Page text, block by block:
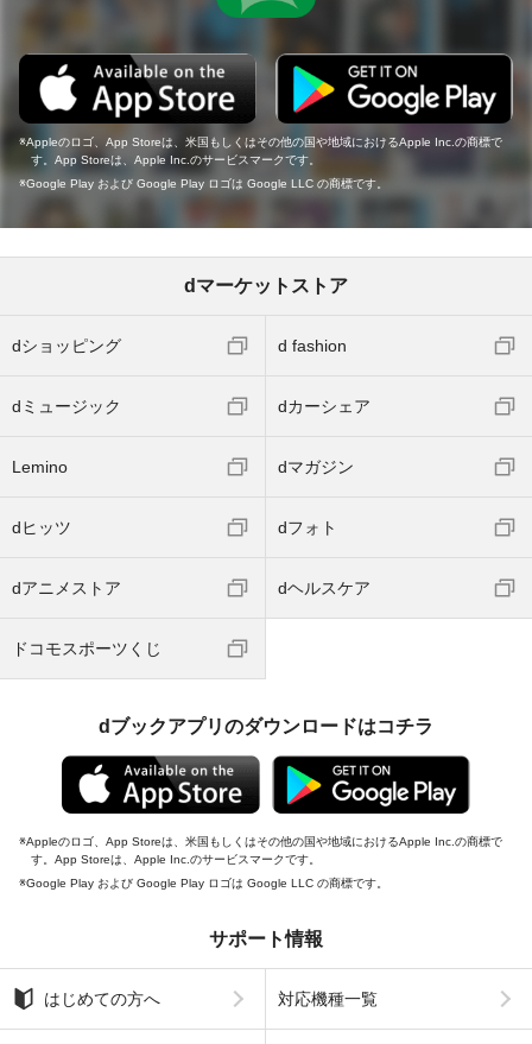
Appleのロゴ、App Storeは、米国もしくはその他の国や地域におけるApple Inc.の商標で
す。App Storeは、Apple Inc.のサービスマークです。
Google Play および Google Play ロゴは Google LLC の商標です。
dマーケットストア
dショッピング d fashion
dミュージック dカーシェア
Lemino dマガジン
dヒッツ dフォト
dアニメストア dヘルスケア
ドコモスポーツくじ
dブックアプリのダウンロードはコチラ
Appleのロゴ、App Storeは、米国もしくはその他の国や地域におけるApple Inc.の商標で
す。App Storeは、Apple Inc.のサービスマークです。
Google Play および Google Play ロゴは Google LLC の商標です。
サポート情報
はじめての方へ 対応機種一覧